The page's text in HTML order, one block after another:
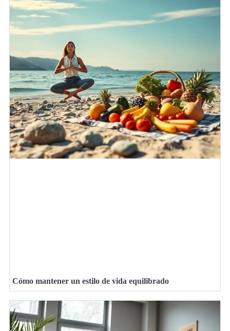
Cómo mantener un estilo de vida equilibrado